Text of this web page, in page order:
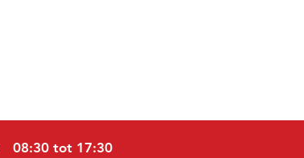
08:30 tot 17:30